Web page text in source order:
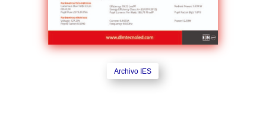
Archivo IES